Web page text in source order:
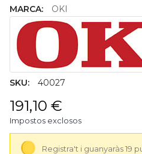
MARCA:
OKI
SKU: 40027
191,10 €
Impostos exclosos
Registra't i guanyaràs 19